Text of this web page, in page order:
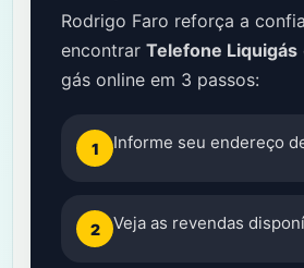
Rodrigo Faro reforça a
encontrar Telefone Liquigás
gás online em 3 passos:
1 Informe seu endereço
2 Veja as revendas